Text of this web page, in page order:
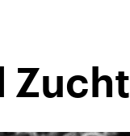
Zucht